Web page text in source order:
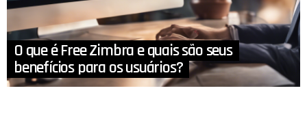
O que é Free Zimbra e quais são seus
benefícios para os usuários?